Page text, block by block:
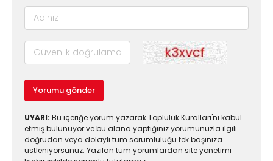
Yorumu gönder
UYARI: Bu içeriğe yorum yazarak Topluluk Kuralları'nı kabul
etmiş bulunuyor ve bu alana yaptığınız yorumunuzla ilgili
doğrudan veya dolaylı tüm sorumluluğu tek başınıza
üstleniyorsunuz. Yazılan tüm yorumlardan site yönetimi